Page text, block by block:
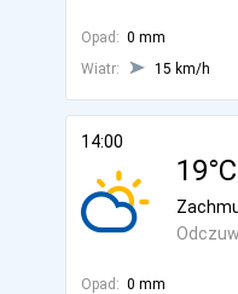
Opad: 0 mm
Wiatr:
15 km/h
14:00
19°C
Opad: 0 mm